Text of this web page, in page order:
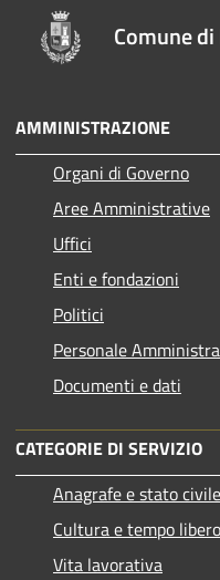
Comune
AMMINISTRAZIONE
Organi di Governo
Aree Amministrative
Uffici
Enti e fondazioni
Politici
Personale
Documenti e dati
CATEGORIE DI SERVIZIO
Anagrafe e stato civile
Cultura e tempo libero
Vita lavorativa